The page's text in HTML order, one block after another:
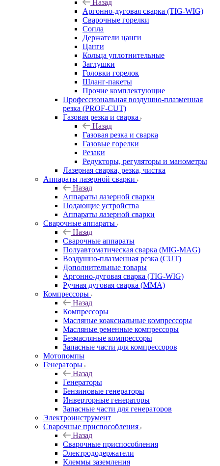
Назад
Аргонно-дуговая сварка (TIG-WIG)
Сварочные горелки
Сопла
Держатели цанги
Цанги
Кольца уплотнительные
Заглушки
Головки горелок
Шланг-пакеты
Прочие комплектующие
Профессиональная воздушно-плазменная
резка (PROF-CUT)
Газовая резка и сварка
Назад
Газовая резка и сварка
Газовые горелки
Резаки
Редукторы, регуляторы и манометры
Лазерная сварка, резка, чистка
Аппараты лазерной сварки
Назад
Аппараты лазерной сварки
Подающие устройства
Аппараты лазерной сварки
Сварочные аппараты
Назад
Сварочные аппараты
Полуавтоматическая сварка (MIG-MAG)
Воздушно-плазменная резка (CUT)
Дополнительные товары
Аргонно-дуговая сварка (TIG-WIG)
Ручная дуговая сварка (MMA)
Компрессоры
Назад
Компрессоры
Масляные коаксиальные компрессоры
Масляные ременные компрессоры
Безмасляные компрессоры
Запасные части для компрессоров
Мотопомпы
Генераторы
Назад
Генераторы
Бензиновые генераторы
Инверторные генераторы
Запасные части для генераторов
Электроинструмент
Сварочные приспособления
Назад
Сварочные приспособления
Электрододержатели
Клеммы заземления